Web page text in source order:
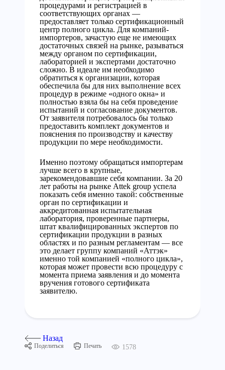
процедурами и регистрацией в
соответствующих органах —
предоставляет только сертификационный
центр полного цикла. Для компаний-
импортеров, зачастую еще не имеющих
достаточных связей на рынке, разываться
между органом по сертификации,
лабораторией и экспертами достаточно
сложно. В идеале им необходимо
обратиться к организации, которая
обеспечила бы для них выполнение всех
процедур в режиме «одного окна» и
полностью взяла бы на себя проведение
испытаний и согласование документов.
От заявителя потребовалось бы только
предоставить комплект документов и
пояснения по производству и качеству
продукции по мере необходимости.
Именно поэтому обращаться импортерам
лучше всего в крупные,
зарекомендовавшие себя компании. За 20
лет работы на рынке Attek group успела
показать себя именно такой: собственные
орган по сертификации и
аккредитованная испытательная
лаборатория, проверенные партнеры,
штат квалифицированных экспертов по
сертификации продукции в разных
областях и по разным регламентам — все
это делает группу компаний «Аттэк»
именно той компанией «полного цикла»,
которая может провести всю процедуру с
момента приема заявления и до момента
вручения готового сертификата
заявителю.
Назад
Поделиться Печать 1578